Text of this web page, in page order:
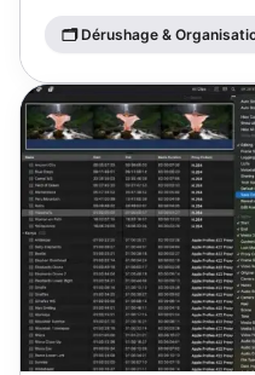
🗂 Dérushage &